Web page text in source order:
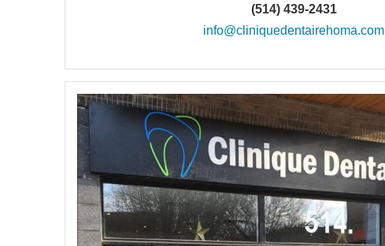
(514) 439-2431
info@cliniquedentairehoma.com